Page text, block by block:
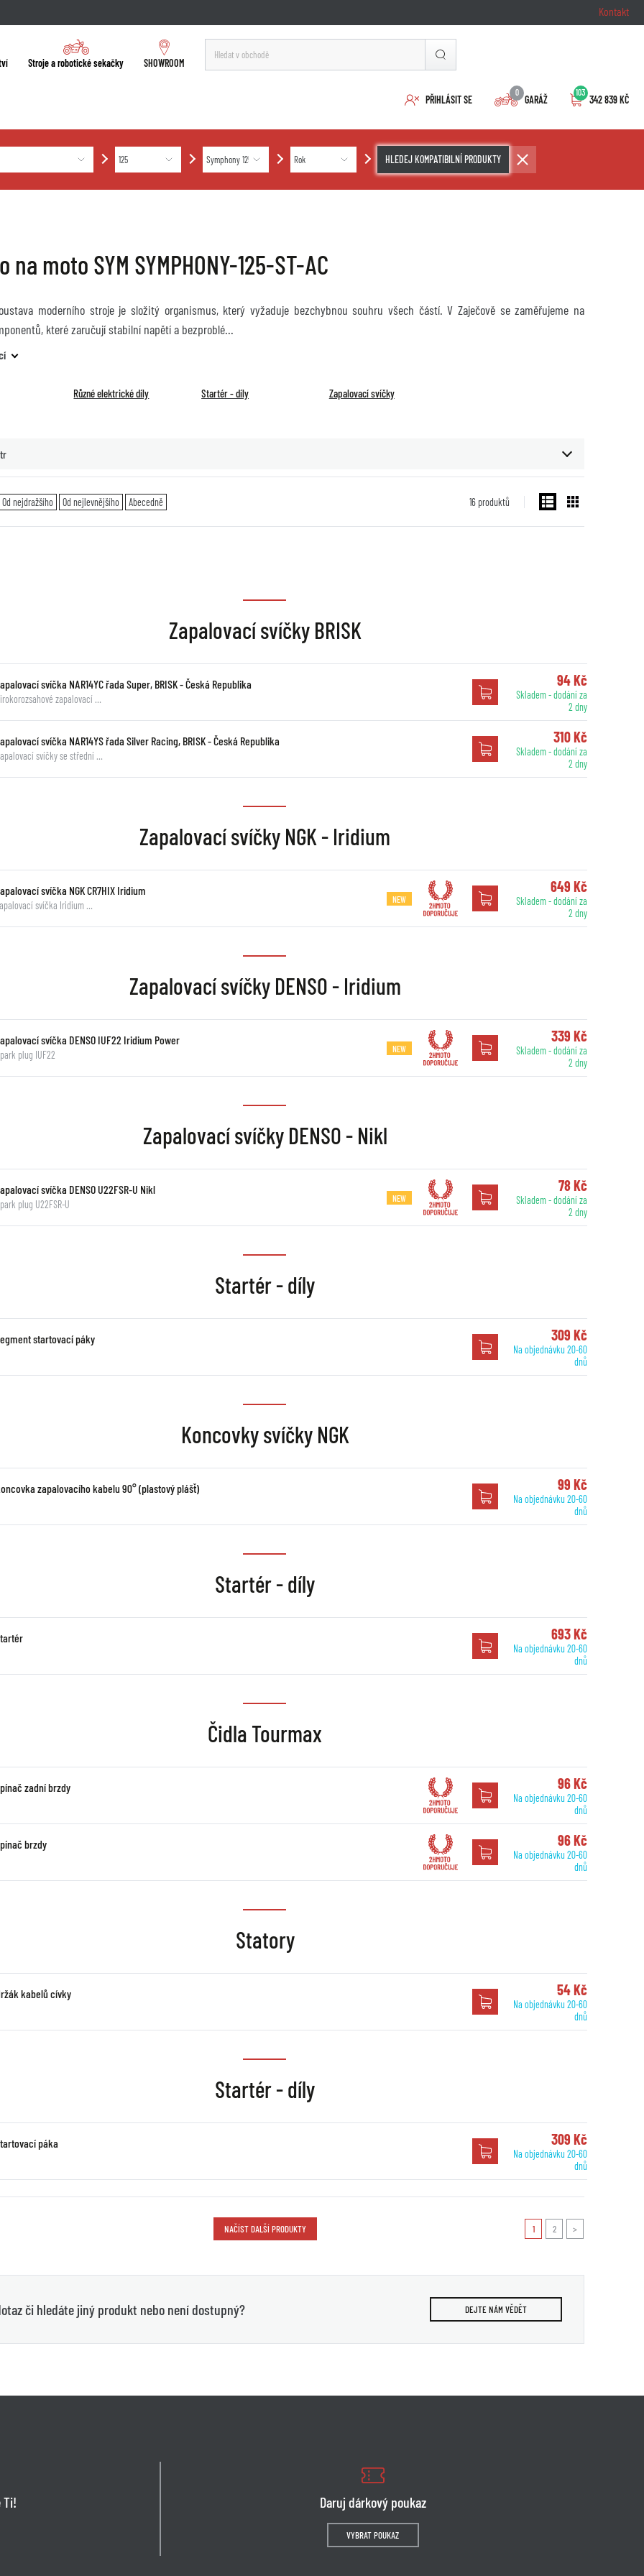
Kontakt
Stroje a robotické sekačky SHOWROOM
PŘIHLÁSIT SE
0
GARÁŽ
103
342 839 KČ
HLEDEJ KOMPATIBILNÍ PRODUKTY
na moto SYM SYMPHONY-125-ST-AC
moderního stroje je složitý organismus, který vyžaduje bezchybnou souhru všech částí. V Zaječově se zaměřujeme na
které zaručují stabilní napětí a bezproblé
Různé elektrické díly Startér - díly Zapalovací svíčky
16 produktů
Od nejdražšího Od nejlevnějšího Abecedně
Zapalovací svíčky BRISK
svíčka NAR14YC řada Super, BRISK - Česká Republika
zapalovací …
94 Kč
Skladem - dodání za
2 dny
svíčka NAR14YS řada Silver Racing, BRISK - Česká Republika
svíčky se střední …
310 Kč
Skladem - dodání za
2 dny
Zapalovací svíčky NGK - Iridium
svíčka NGK CR7HIX Iridium
svíčka Iridium … NEW
649 Kč
Skladem - dodání za
2 dny
Zapalovací svíčky DENSO - Iridium
svíčka DENSO IUF22 Iridium Power
plug IUF22 NEW
339 Kč
Skladem - dodání za
2 dny
Zapalovací svíčky DENSO - Nikl
svíčka DENSO U22FSR-U Nikl
plug U22FSR-U NEW
78 Kč
Skladem - dodání za
2 dny
Startér - díly
startovací páky 309 Kč
Na objednávku 20-60
dnů
Koncovky svíčky NGK
zapalovacího kabelu 90° (plastový plášť) 99 Kč
Na objednávku 20-60
dnů
Startér - díly
693 Kč
Na objednávku 20-60
dnů
Čidla Tourmax
zadní brzdy 96 Kč
Na objednávku 20-60
dnů
brzdy 96 Kč
Na objednávku 20-60
dnů
Statory
kabelů cívky 54 Kč
Na objednávku 20-60
dnů
Startér - díly
páka 309 Kč
Na objednávku 20-60
dnů
NAČÍST DALŠÍ PRODUKTY 1 2 >
či hledáte jiný produkt nebo není dostupný? DEJTE NÁM VĚDĚT
Ti! Daruj dárkový poukaz
VYBRAT POUKAZ